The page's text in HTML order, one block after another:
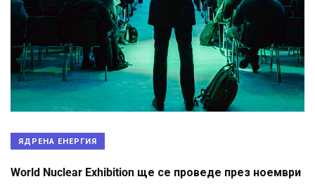
ЯДРЕНА ЕНЕРГИЯ
World Nuclear Exhibition ще се проведе през ноември